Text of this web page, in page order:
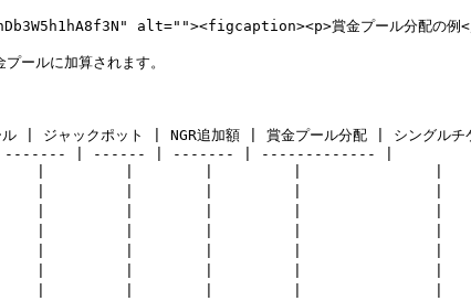
alt=""><figcaption><p>賞金プール分配
ールに加算されます。
クポット | NGR追加額 | 賞金プール分配 | シングルチケ
| ------ | ------- | ------------- |
日）  |       |         |        |         |               |
日）  |       |         |        |         |               |
日）   |       |         |        |         |               |
日）   |       |         |        |         |               |
日）  |       |         |        |         |               |
日）  |       |         |        |         |               |
日）  |       |         |        |         |               |